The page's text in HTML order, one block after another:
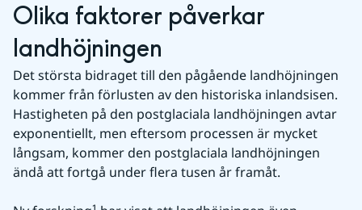
Olika faktorer påverkar
landhöjningen
Det största bidraget till den pågående landhöjningen
kommer från förlusten av den historiska inlandsisen.
Hastigheten på den postglaciala landhöjningen avtar
exponentiellt, men eftersom processen är mycket
långsam, kommer den postglaciala landhöjningen
ändå att fortgå under flera tusen år framåt.